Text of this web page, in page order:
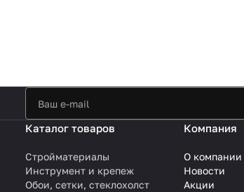
Каталог товаров
Стройматериалы
Инструмент и крепеж
Обои, сетки, стеклохолст
Компания
О компании
Новости
Акции